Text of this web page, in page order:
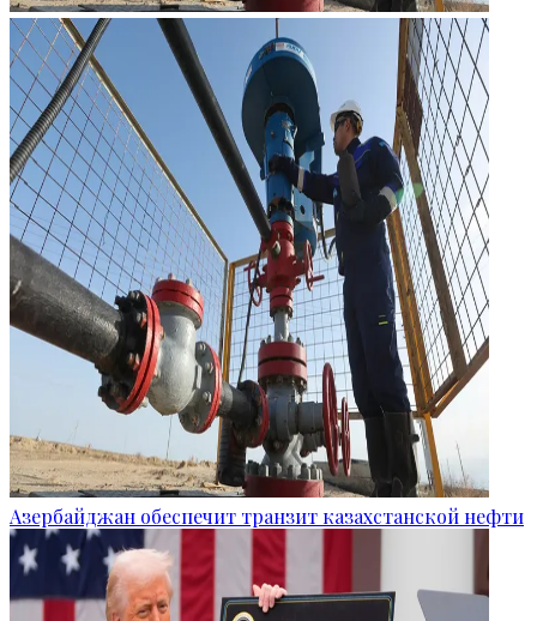
Азербайджан обеспечит транзит казахстанской нефти